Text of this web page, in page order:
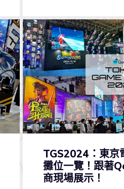
TGS2024：東京
攤位一覽！跟著
商現場展示！